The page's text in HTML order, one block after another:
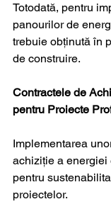
Totodată, pentru
panourilor de
trebuie obținută în
de construire.
Contractele de
pentru Proiecte
Implementarea
achiziție a energiei
pentru
proiectelor.